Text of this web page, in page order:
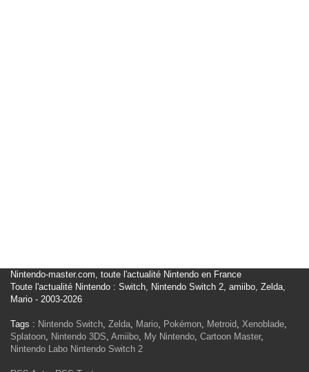
Nintendo-master.com, toute l'actualité Nintendo en France
Toute l'actualité Nintendo : Switch, Nintendo Switch 2, amiibo, Zelda,
Mario - 2003-2026
Tags : Nintendo Switch, Zelda, Mario, Pokémon, Metroid, Xenoblade,
Splatoon, Nintendo 3DS, Amiibo, My Nintendo, Cartoon Master,
Nintendo Labo Nintendo Switch 2